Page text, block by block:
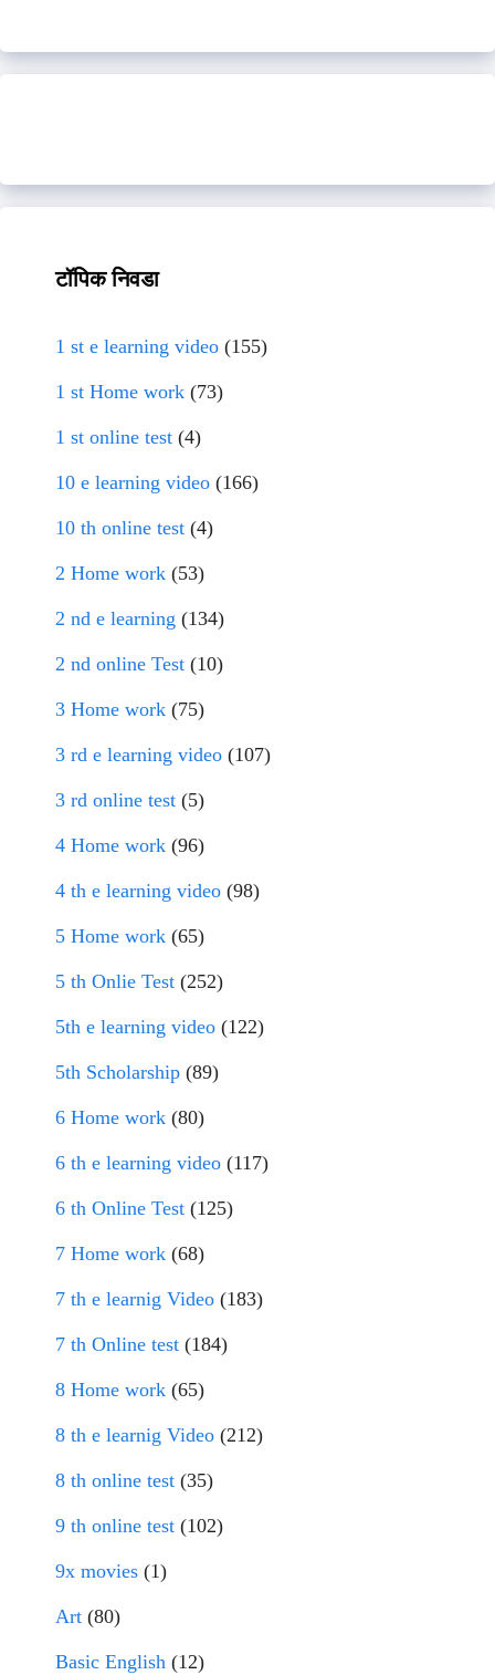
टॉपिक निवडा
1 st e learning video (155)
1 st Home work (73)
1 st online test (4)
10 e learning video (166)
10 th online test (4)
2 Home work (53)
2 nd e learning (134)
2 nd online Test (10)
3 Home work (75)
3 rd e learning video (107)
3 rd online test (5)
4 Home work (96)
4 th e learning video (98)
5 Home work (65)
5 th Onlie Test (252)
5th e learning video (122)
5th Scholarship (89)
6 Home work (80)
6 th e learning video (117)
6 th Online Test (125)
7 Home work (68)
7 th e learnig Video (183)
7 th Online test (184)
8 Home work (65)
8 th e learnig Video (212)
8 th online test (35)
9 th online test (102)
9x movies (1)
Art (80)
Basic English (12)